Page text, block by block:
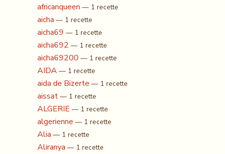
africanqueen — 1 recette
aicha — 1 recette
aicha69 — 1 recette
aicha692 — 1 recette
aicha69200 — 1 recette
AIDA — 1 recette
aida de Bizerte — 1 recette
aissat — 1 recette
ALGERIE — 1 recette
algerienne — 1 recette
Alia — 1 recette
Aliranya — 1 recette